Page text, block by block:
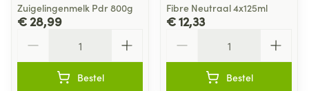
Zuigelingenmelk Pdr 800g
€ 28,99
Bestel
Fibre Neutraal 4x125ml
€ 12,33
Bestel